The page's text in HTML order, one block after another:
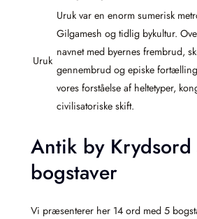
Uruk
Uruk var en enorm sumerisk
Gilgamesh og tidlig bykultur.
navnet med byernes frembrud,
gennembrud og episke
vores forståelse af heltetyper,
civilisatoriske skift.
Antik by
bogstaver
Vi præsenterer her 14 ord med 5